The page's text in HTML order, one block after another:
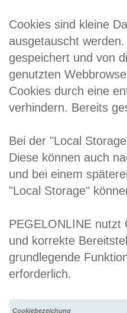
Cookies sind kleine
ausgetauscht
gespeichert und von
genutzten
Cookies durch eine
verhindern. Bereits
Bei der "Local
Diese können auch
und bei einem
"Local Storage"
PEGELONLINE nutzt
und korrekte
grundlegende
erforderlich.
Cookiebezeichung